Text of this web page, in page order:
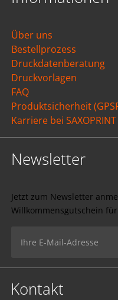
Über uns
Bestellprozess
Druckdatenberatung
Druckvorlagen
FAQ
Produktsicherheit
Karriere bei SAXOPRINT
Newsletter
Jetzt zum Newsletter
Willkommensgutschein
Kontakt